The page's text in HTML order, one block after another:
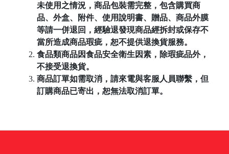
未使用之情況，商品包裝需完整，包含購買商
品、外盒、附件、使用說明書、贈品、商品外膜
等請一併退回，經驗退發現商品經拆封或保存不
當所造成商品瑕疵，恕不提供退換貨服務。
食品類商品因食品安全衛生因素，除瑕疵品外，
不接受退換貨。
商品訂單如需取消，請來電與客服人員聯繫，但
訂購商品已寄出，恕無法取消訂單。